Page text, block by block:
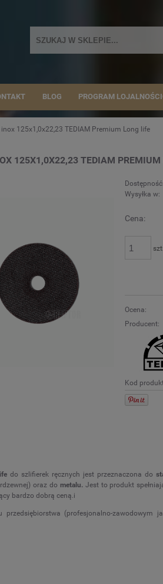
BLOG PROGRAM
125x1,0x22,23 TEDIAM Premium Long life
125X1,0X22,23 TEDIAM PREMIUM
Dostępność:
Wysyłka w:
Cena:
szt.
Ocena:
Producent:
Kod
do szlifierek ręcznych jest przeznaczona do
oraz do metalu. Jest to produkt
bardzo dobrą ceną.i
(profesjonalno-